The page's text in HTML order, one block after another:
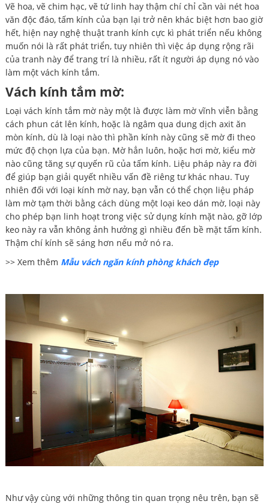
Vẽ hoa, vẽ chim hạc, vẽ tứ linh hay thậm chí chỉ cần vài nét hoa
văn độc đáo, tấm kính của bạn lại trở nên khác biệt hơn bao giờ
hết, hiện nay nghệ thuật tranh kính cực kì phát triển nếu không
muốn nói là rất phát triển, tuy nhiên thì việc áp dụng rộng rãi
của tranh này để trang trí là nhiều, rất ít người áp dụng nó vào
làm một vách kính tắm.
Vách kính tắm mờ:
Loại vách kính tắm mờ này một là được làm mờ vĩnh viễn bằng
cách phun cát lên kính, hoặc là ngâm qua dung dịch axit ăn
mòn kính, dù là loại nào thì phần kính này cũng sẽ mờ đi theo
mức độ chọn lựa của bạn. Mờ hẳn luôn, hoặc hơi mờ, kiểu mờ
nào cũng tăng sự quyến rũ của tấm kính. Liệu pháp này ra đời
để giúp bạn giải quyết nhiều vấn đề riêng tư khác nhau. Tuy
nhiên đối với loại kính mờ nay, bạn vẫn có thể chọn liệu pháp
làm mờ tạm thời bằng cách dùng một loại keo dán mờ, loại này
cho phép bạn linh hoạt trong việc sử dụng kính mặt nào, gỡ lớp
keo này ra vẫn không ảnh hưởng gì nhiều đến bề mặt tấm kính.
Thậm chí kính sẽ sáng hơn nếu mở nó ra.
>> Xem thêm Mẫu vách ngăn kính phòng khách đẹp
Như vậy cùng với những thông tin quan trọng nêu trên, bạn sẽ